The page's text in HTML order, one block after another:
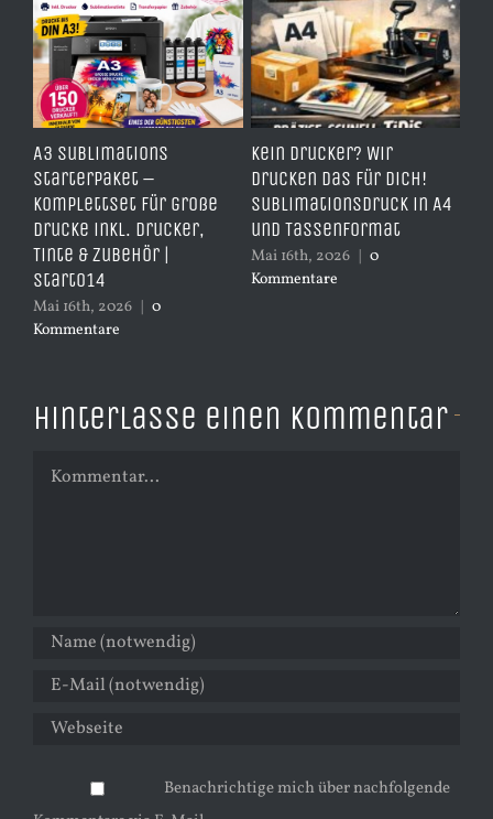
A3 Sublimations
Starterpaket –
Komplettset für große
Drucke inkl. Drucker,
Tinte & Zubehör |
Start014
Mai 16th, 2026
0
Kommentare
Kein Drucker? Wir
drucken das für dich!
Sublimationsdruck in A4
und Tassenformat
Mai 16th, 2026
0
Kommentare
Hinterlasse einen Kommentar
Kommentar
Benachrichtige mich über nachfolgende